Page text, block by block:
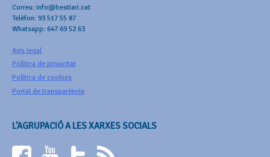
Correu: info@bestiari.cat
Telèfon: 93 517 55 87
Whatsapp: 647 69 52 63
Avís legal
Política de privacitat
Política de cookies
Portal de transparència
L’AGRUPACIÓ A LES XARXES SOCIALS